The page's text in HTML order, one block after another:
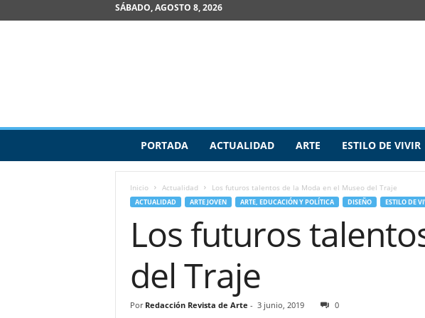
SÁBADO, AGOSTO 8, 2026
v
PORTADA ACTUALIDAD ARTE ESTILO DE VIVIR
Inicio Actualidad Los futuros talentos de la Moda en el Museo del Traje
ACTUALIDAD ARTE JOVEN ARTE, EDUCACIÓN Y POLÍTICA DISEÑO ESTILO DE
Los futuros
del Traje
Por Redacción Revista de Arte - 3 junio, 2019 0